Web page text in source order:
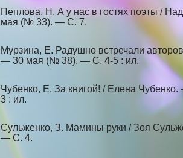
Пеплова, Н. А у нас в гостях поэты /
мая (№ 33). — С. 7.
Мурзина, Е. Радушно встречали
— 30 мая (№ 38). — С. 4-5 : ил.
Чубенко, Е. За книгой! / Елена
3 : ил.
Сульженко, З. Мамины руки / Зоя
— С. 4.